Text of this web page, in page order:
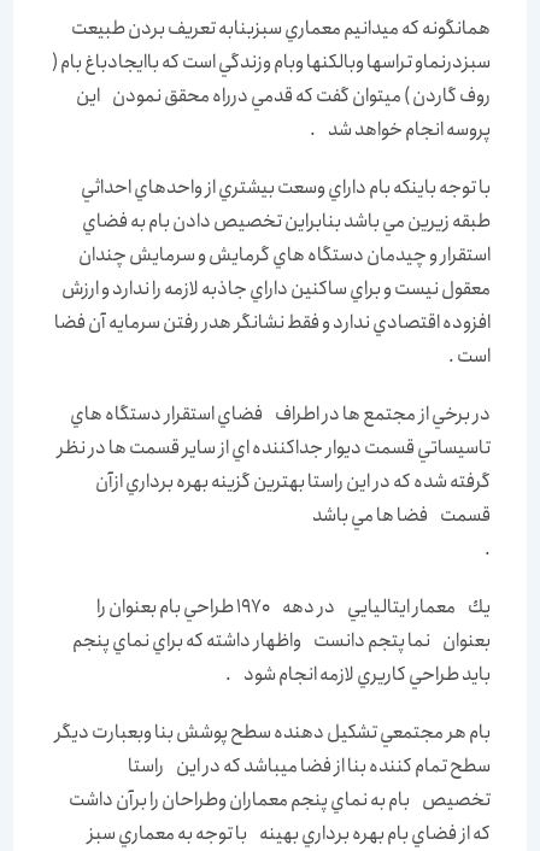
همانگونه كه ميدانيم معماري سبزبنابه تعريف بردن طبيعت
سبزدرنماو تراسها وبالكنها وبام وزندگي است كه باايجادباغ بام (
روف گاردن ) ميتوان گفت كه قدمي درراه محقق نمودن اين
پروسه انجام خواهد شد .
با توجه باينكه بام داراي وسعت بيشتري از واحدهاي احداثي
طبقه زيرين مي باشد بنابراين تخصيص دادن بام به فضاي
استقرار و چيدمان دستگاه هاي گرمايش و سرمايش چندان
معقول نيست و براي ساكنين داراي جاذبه لازمه را ندارد و ارزش
افزوده اقتصادي ندارد و فقط نشانگر هدر رفتن سرمايه آن فضا
است .
در برخي از مجتمع ها در اطراف فضاي استقرار دستگاه هاي
تاسيساتي قسمت ديوار جداكننده اي از ساير قسمت ها در نظر
گرفته شده كه در اين راستا بهترين گزينه بهره برداري ازآن
قسمت فضا ها مي باشد
.
يك معمار ايتاليايي در دهه 1970 طراحي بام بعنوان را
بعنوان نما پتجم دانست واظهار داشته كه براي نماي پنجم
بايد طراحي كاريري لازمه انجام شود .
بام هر مجتمعي تشكيل دهنده سطح پوشش بنا وبعبارت ديگر
سطح تمام كننده بنا از فضا ميباشد كه در اين راستا
تخصيص بام به نماي پنجم معماران وطراحان را برآن داشت
كه از فضاي بام بهره برداري بهينه با توجه به معماري سبز